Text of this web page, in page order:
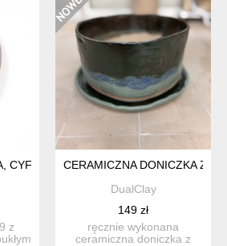
CYFRA 9 BIAŁA
z
CERAMICZNA DONICZKA Z
DualClay
149 zł
ręcznie wykonana
ceramiczna doniczka z